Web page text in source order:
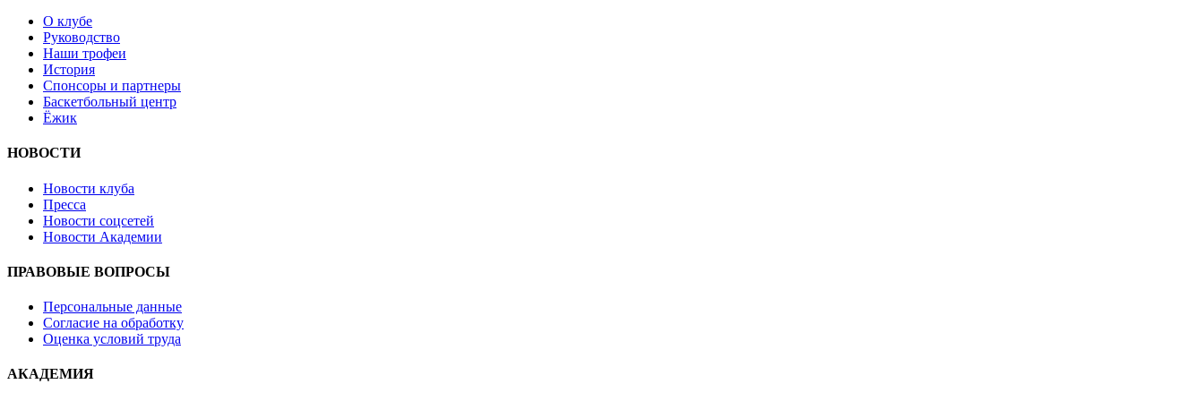
О клубе
Руководство
Наши трофеи
История
Спонсоры и партнеры
Баскетбольный центр
Ёжик
НОВОСТИ
Новости клуба
Пресса
Новости соцсетей
Новости Академии
ПРАВОВЫЕ ВОПРОСЫ
Персональные данные
Согласие на обработку
Оценка условий труда
АКАДЕМИЯ